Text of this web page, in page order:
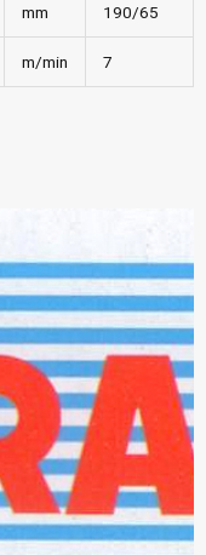
mm 190/65
m/min 7